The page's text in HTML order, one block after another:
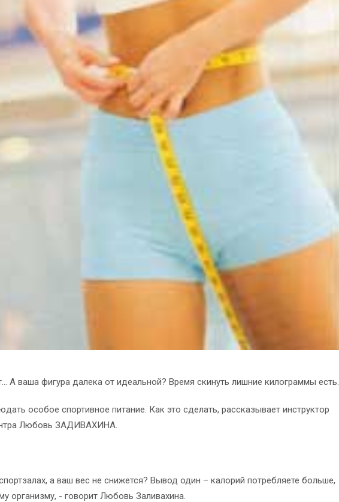
А ваша фигура далека от идеальной? Время скинуть лишние килограммы есть.
особое спортивное питание. Как это сделать, рассказывает инструктор
Любовь ЗАДИВАХИНА.
а ваш вес не снижется? Вывод один – калорий потребляете больше,
организму, - говорит Любовь Заливахина.